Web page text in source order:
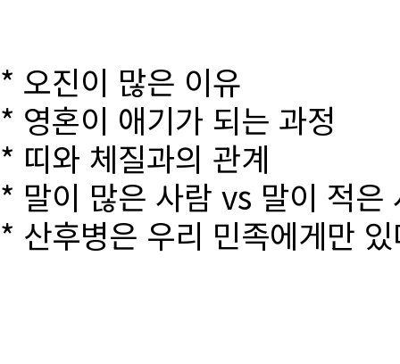
* 오진이 많은 이유
* 영혼이 애기가 되는 과정
* 띠와 체질과의 관계
* 말이 많은 사람 vs 말이 적은
* 산후병은 우리 민족에게만